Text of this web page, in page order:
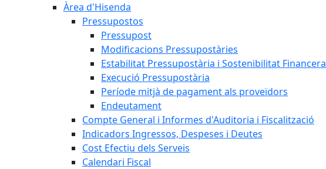
Àrea d'Hisenda
Pressupostos
Pressupost
Modificacions Pressupostàries
Estabilitat Pressupostària i Sostenibilitat Financera
Execució Pressupostària
Període mitjà de pagament als proveïdors
Endeutament
Compte General i Informes d'Auditoria i Fiscalització
Indicadors Ingressos, Despeses i Deutes
Cost Efectiu dels Serveis
Calendari Fiscal